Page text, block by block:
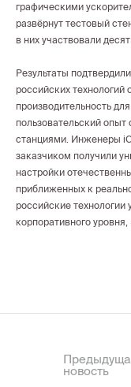
графическими
развёрнут тестовый
в них участвовали
Результаты
российских
производительность
пользовательский
станциями. Инженеры
заказчиком получили
настройки
приближенных к
российские
корпоративного
новость